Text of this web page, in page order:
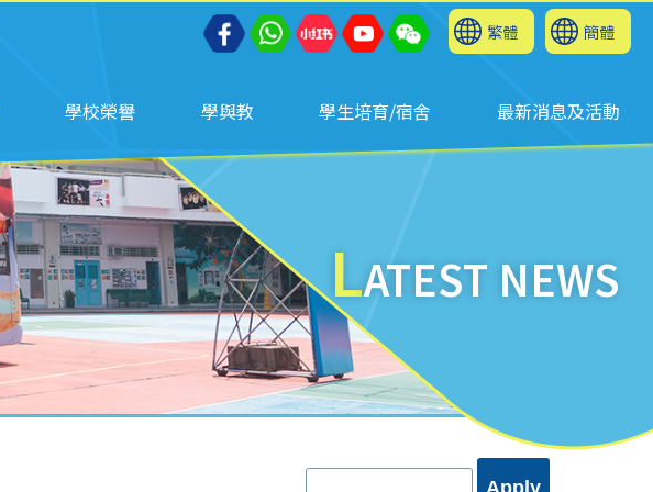
繁體 簡體
學校榮譽 學與教 學生培育/宿舍 最新消息及活動
LATEST NEWS